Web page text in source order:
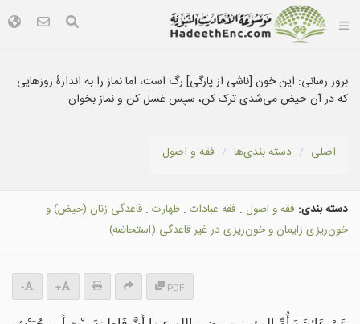
بروز رسانی: این خون [ناشی از پارگی] رگ است، اما نماز را به اندازهٔ روزهایی
که در آن حیض می‌شدی ترک کن، سپس غسل کن و نماز بخوان
اصلی دسته بندى‌ها فقه و اصول
دسته بندی: فقه و اصول . فقه عبادات . طهارت . قاعدگى زنان (حیض) و
خون‌ريزى زايمان و خون‌ريزى در غير قاعدگى (استحاضه) .
PDF
+
-